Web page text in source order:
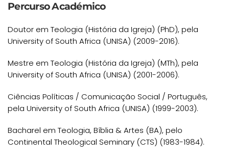
Percurso Académico
Doutor em Teologia (História da Igreja) (PhD), pela
University of South Africa (UNISA) (2009-2016).
Mestre em Teologia (História da Igreja) (MTh), pela
University of South Africa (UNISA) (2001-2006).
Ciências Políticas / Comunicação Social / Português,
pela University of South Africa (UNISA) (1999-2003).
Bacharel em Teologia, Bíblia & Artes (BA), pelo
Continental Theological Seminary (CTS) (1983-1984).